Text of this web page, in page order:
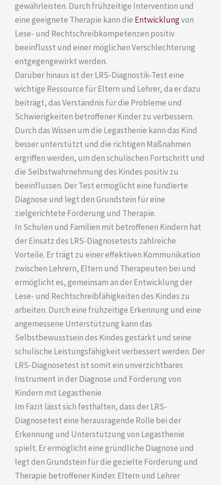
gewährleisten. Durch frühzeitige Intervention und
eine geeignete Therapie kann die Entwicklungvon
Lese- und Rechtschreibkompetenzen positiv
beeinflusst und einer möglichen Verschlechterung
entgegengewirkt werden.
Darüber hinaus ist der LRS-Diagnostik-Test eine
wichtige Ressource für Eltern und Lehrer, da er dazu
beiträgt, das Verständnis für die Probleme und
Schwierigkeiten betroffener Kinder zu verbessern.
Durch das Wissen um die Legasthenie kann das Kind
besser unterstützt und die richtigen Maßnahmen
ergriffen werden, um den schulischen Fortschritt und
die Selbstwahrnehmung des Kindes positiv zu
beeinflussen. Der Test ermöglicht eine fundierte
Diagnose und legt den Grundstein für eine
zielgerichtete Förderung und Therapie.
In Schulen und Familien mit betroffenen Kindern hat
der Einsatz des LRS-Diagnosetests zahlreiche
Vorteile. Er trägt zu einer effektiven Kommunikation
zwischen Lehrern, Eltern und Therapeuten bei und
ermöglicht es, gemeinsam an der Entwicklung der
Lese- und Rechtschreibfähigkeiten des Kindes zu
arbeiten. Durch eine frühzeitige Erkennung und eine
angemessene Unterstützung kann das
Selbstbewusstsein des Kindes gestärkt und seine
schulische Leistungsfähigkeit verbessert werden. Der
LRS-Diagnosetest ist somit ein unverzichtbares
Instrument in der Diagnose und Förderung von
Kindern mit Legasthenie.
Im Fazit lässt sich festhalten, dass der LRS-
Diagnosetest eine herausragende Rolle bei der
Erkennung und Unterstützung von Legasthenie
spielt. Er ermöglicht eine gründliche Diagnose und
legt den Grundstein für die gezielte Förderung und
Therapie betroffener Kinder. Eltern und Lehrer